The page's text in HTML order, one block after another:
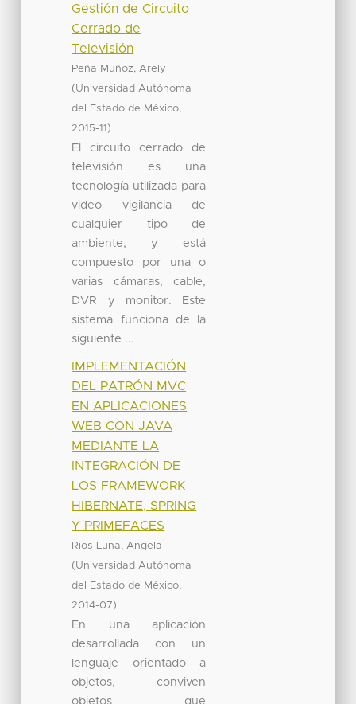
Gestión de Circuito
Cerrado de
Televisión
Peña Muñoz, Arely
(Universidad Autónoma
del Estado de México,
2015-11 )
El circuito cerrado de
televisión es una
tecnología utilizada para
video vigilancia de
cualquier tipo de
ambiente, y está
compuesto por una o
varias cámaras, cable,
DVR y monitor. Este
sistema funciona de la
siguiente ...
IMPLEMENTACIÓN
DEL PATRÓN MVC
EN APLICACIONES
WEB CON JAVA
MEDIANTE LA
INTEGRACIÓN DE
LOS FRAMEWORK
HIBERNATE, SPRING
Y PRIMEFACES
Rios Luna, Angela
(Universidad Autónoma
del Estado de México,
2014-07)
En una aplicación
desarrollada con un
lenguaje orientado a
objetos, conviven
objetos que